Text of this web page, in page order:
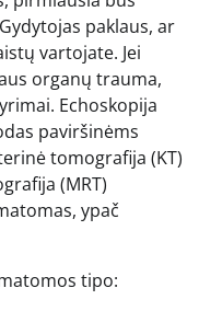
paklaus, ar
vartojate. Jei
organų trauma,
Echoskopija
paviršinėms
tomografija (KT)
(MRT)
ypač
tipo: